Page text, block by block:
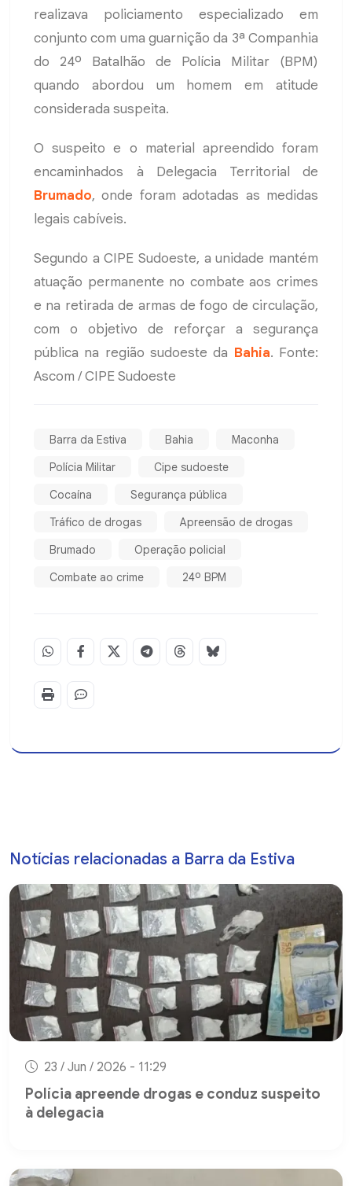
realizava policiamento especializado em
conjunto com uma guarnição da 3ª Companhia
do 24º Batalhão de Polícia Militar (BPM)
quando abordou um homem em atitude
considerada suspeita.
O suspeito e o material apreendido foram
encaminhados à Delegacia Territorial de
Brumado, onde foram adotadas as medidas
legais cabíveis.
Segundo a CIPE Sudoeste, a unidade mantém
atuação permanente no combate aos crimes
e na retirada de armas de fogo de circulação,
com o objetivo de reforçar a segurança
pública na região sudoeste da Bahia. Fonte:
Ascom / CIPE Sudoeste
Barra da Estiva Bahia
Maconha
Polícia Militar
Cipe sudoeste
Cocaína
Segurança pública
Tráfico de drogas
Apreensão de drogas
Brumado
Operação policial
Combate ao crime
24º BPM
Notícias relacionadas a Barra da Estiva
23 / Jun / 2026 - 11:29
Polícia apreende drogas e conduz suspeito
à delegacia